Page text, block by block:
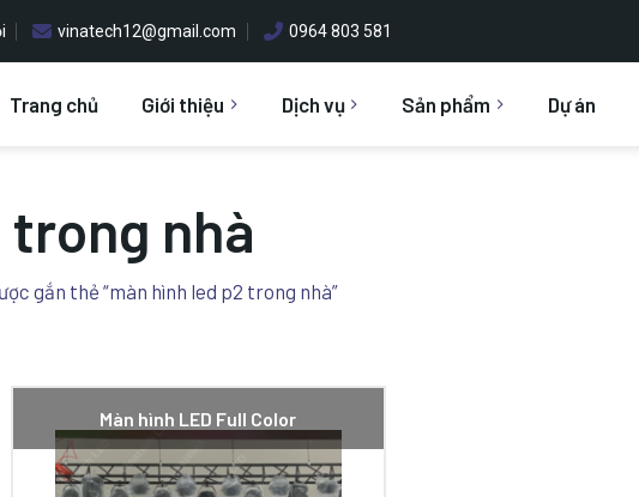
vinatech12@gmail.com 0964 803 581
Trang chủ Giới thiệu Dịch vụ Sản phẩm Dự án
trong nhà
gắn thẻ “màn hình led p2 trong nhà”
Màn hình LED Full Color